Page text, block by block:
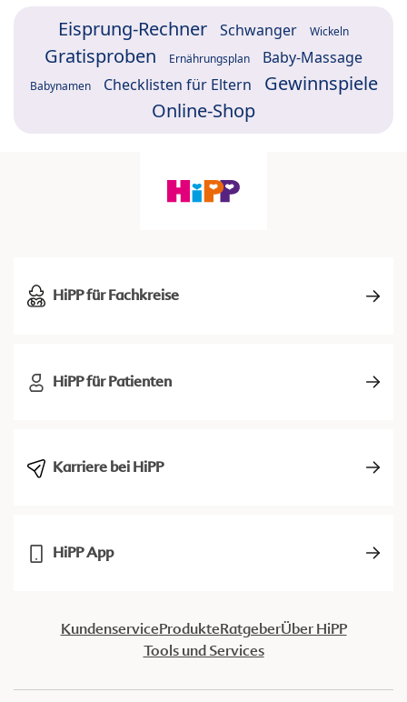
Eisprung-Rechner Schwanger Wickeln
Gratisproben Ernährungsplan Baby-Massage
Babynamen Checklisten für Eltern
Gewinnspiele
Online-Shop
HiPP für Fachkreise
HiPP für Patienten
Karriere bei HiPP
HiPP App
KundenserviceProdukteRatgeberÜber HiPP
Tools und Services